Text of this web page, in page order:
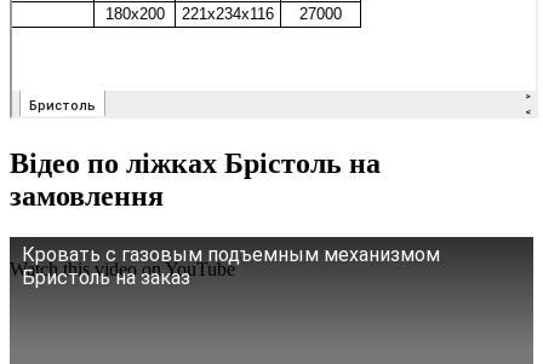
Відео по ліжках Брістоль на
замовлення
Кровать с газовым подъемным механизмом
Бристоль на заказ
Watch this video on YouTube